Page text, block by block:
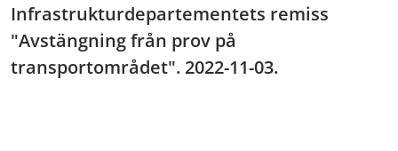
Infrastrukturdepartementets remiss
"Avstängning från prov på
transportområdet". 2022-11-03.